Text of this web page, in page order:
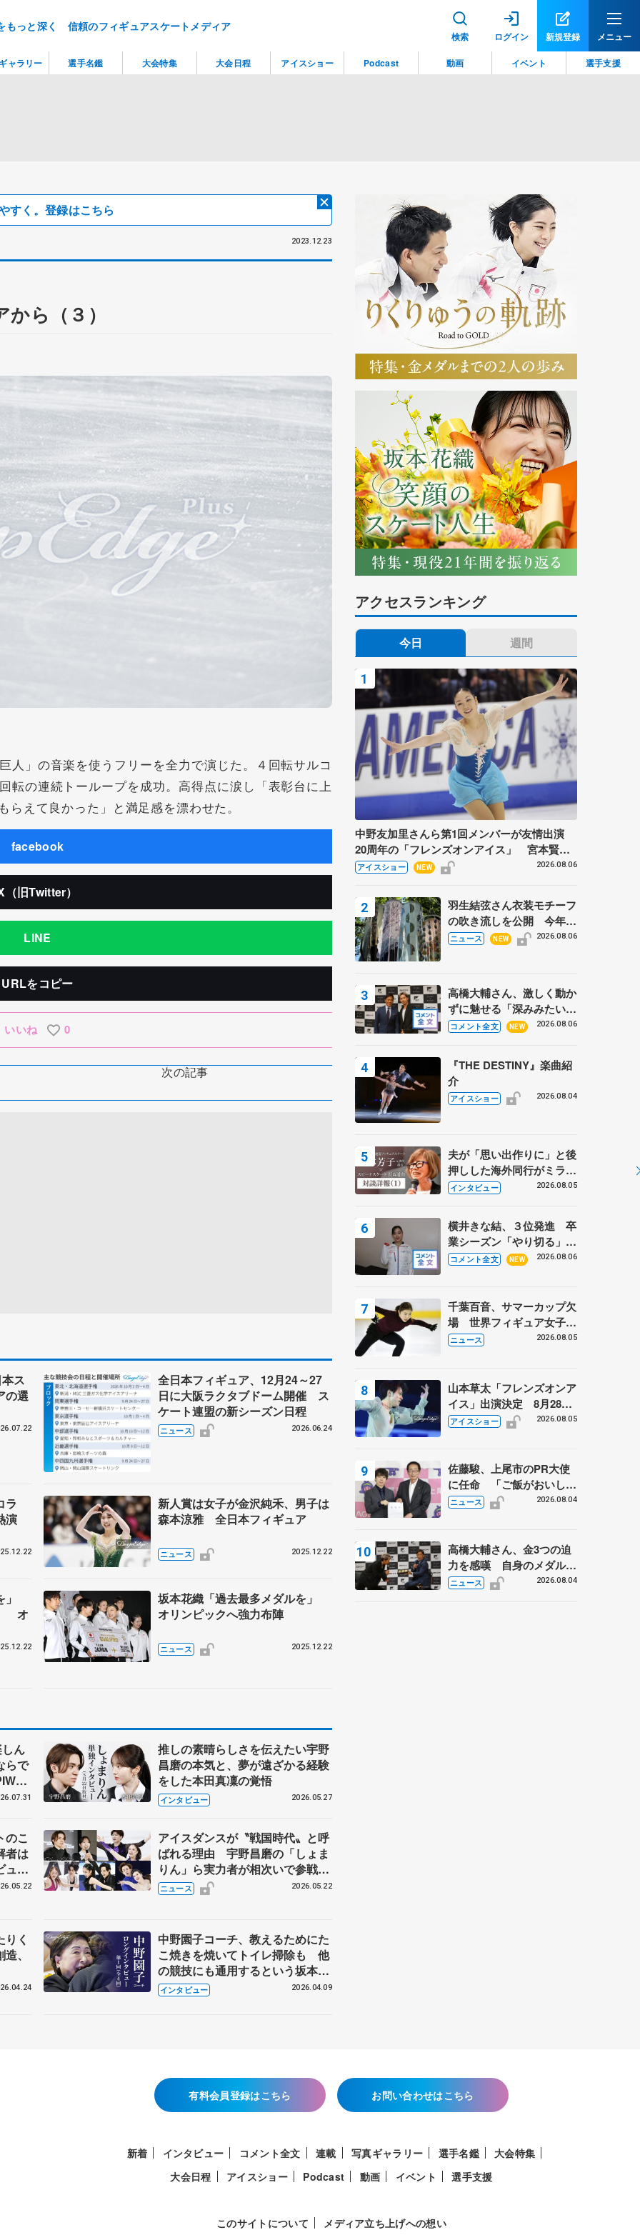
もっと深く 信頼のフィギュアスケートメディア
検索 ログイン 新規登録 メニュー
すく。登録はこちら
2023.12.23
ら（３）
」の音楽を使うフリーを全力で演じた。４回転サルコ
の連続トーループを成功。高得点に涙し「表彰台に上
えて良かった」と満足感を漂わせた。
facebook
（旧Twitter）
LINE
URLをコピー
いいね 0
次の記事
ス
の選
全日本フィギュア、12月24～27
日に大阪ラクタブドーム開催 ス
ケート連盟の新シーズン日程
ニュース 2026.06.24
ラ
演
新人賞は女子が金沢純禾、男子は
森本涼雅 全日本フィギュア
ニュース 2025.12.22
」
オ
坂本花織「過去最多メダルを」
オリンピックへ強力布陣
ニュース 2025.12.22
ん
らで
前
推しの素晴らしさを伝えたい宇野
昌磨の本気と、夢が遠ざかる経験
をした本田真凜の覚悟
インタビュー 2026.05.27
のこ
者は
ュー
人、
アイスダンスが〝戦国時代〟と呼
ばれる理由 宇野昌磨の「しょま
りん」ら実力者が相次いで参戦
国内の競争激化
ニュース 2026.05.22
く
、
中野園子コーチ、教えるためにた
こ焼きを焼いてトイレ掃除も 他
の競技にも通用するという坂本花
織の筋肉
インタビュー 2026.04.09
アクセスランキング
今日 週間
中野友加里さんら第1回メンバーが友情出演
20周年の「フレンズオンアイス」 宮本賢二
さん、有川梨絵さん、田村岳斗さんも
アイスショー NEW 2026.08.06
羽生結弦さん衣装モチーフ
の吹き流しを公開 今年は
「春よ、来い」、仙台の瑞
ニュース NEW 2026.08.06
高橋大輔さん、激しく動か
ずに魅せる「深みみたいな
ものは出てきている？」
あい
コメント全文 NEW 2026.08.06
『THE DESTINY』楽曲紹
介
アイスショー 2026.08.04
夫が「思い出作りに」と後
押しした海外同行がミラノ
まで… 繁華街のリンクで
に 小林芳子さんが振り返
るスケート人生
インタビュー 2026.08.05
横井きな結、３位発進 卒
業シーズン「やり切る」
【みなとアクルス杯SP】
コメント全文 NEW 2026.08.06
千葉百音、サマーカップ欠
場 世界フィギュア女子2
位
ニュース 2026.08.05
山本草太「フレンズオンア
イス」出演決定 8月28日
（金）2公演のみ 荒川静
アイスショー 2026.08.05
佐藤駿、上尾市のPR大使
に任命 「ご飯がおいし
く、住みやすいのが魅力」
ニュース 2026.08.04
高橋大輔さん、金3つの迫
力を感嘆 自身のメダルは
「どちらに？」 〝リス兄
ニュース 2026.08.04
有料会員登録はこちら お問い合わせはこちら
新着 インタビュー コメント全文 連載 写真ギャラリー 選手名鑑
大会特集
大会日程
アイスショー Podcast 動画 イベント 選手支援
このサイトについて メディア立ち上げへの想い
ャラリー 選手名鑑 大会特集 大会日程 アイスショー Podcast 動画 イベント 選手支援